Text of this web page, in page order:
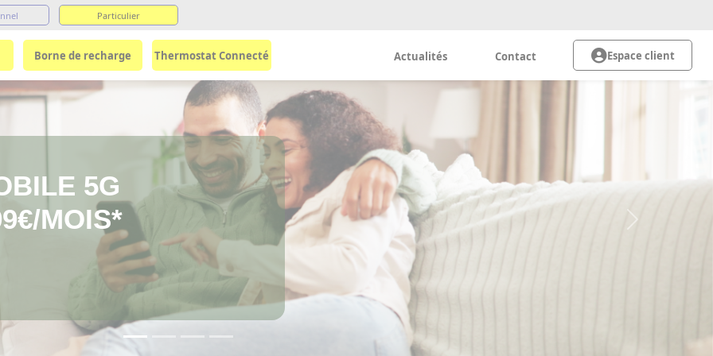
Particulier
Borne de recharge Thermostat Connecté Actualités Contact Espace client
5G
MOIS*
Next